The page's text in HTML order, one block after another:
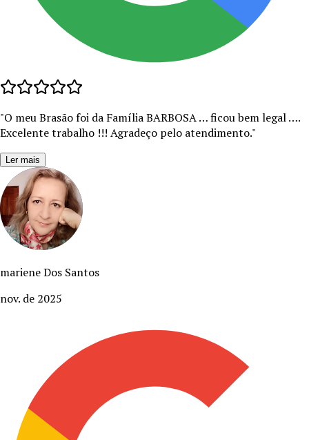
"O meu Brasão foi da Família BARBOSA … ficou bem legal ….
Excelente trabalho !!! Agradeço pelo atendimento."
Ler mais
mariene Dos Santos
nov. de 2025